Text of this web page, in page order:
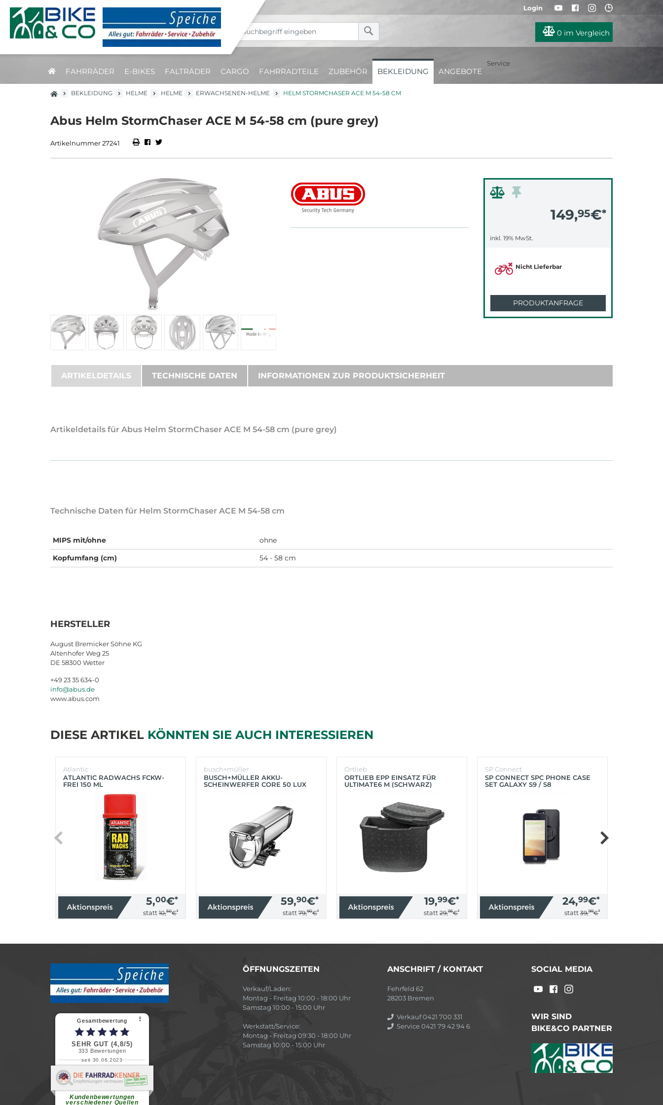
Login
0 im Vergleich
FAHRRÄDER E-BIKES FALTRÄDER CARGO FAHRRADTEILE ZUBEHÖR BEKLEIDUNG ANGEBOTE
Service
BEKLEIDUNG HELME HELME ERWACHSENEN-HELME HELM STORMCHASER ACE M 54-58 CM
Abus Helm StormChaser ACE M 54-58 cm (pure grey)
Artikelnummer 27241
149,95€*
inkl. 19% MwSt.
Nicht Lieferbar
PRODUKTANFRAGE
ARTIKELDETAILS TECHNISCHE DATEN INFORMATIONEN ZUR PRODUKTSICHERHEIT
Artikeldetails für Abus Helm StormChaser ACE M 54-58 cm (pure grey)
Technische Daten für Helm StormChaser ACE M 54-58 cm
MIPS mit/ohne
ohne
Kopfumfang (cm)
54 - 58 cm
HERSTELLER
August Bremicker Söhne KG
Altenhofer Weg 25
DE 58300 Wetter
+49 23 35 634-0
info@abus.de
www.abus.com
DIESE ARTIKEL KÖNNTEN SIE AUCH INTERESSIEREN
Atlantic
ATLANTIC RADWACHS FCKW-
FREI 150 ML
5,00€*
statt 10,50€*
busch+müller
BUSCH+MÜLLER AKKU-
SCHEINWERFER CORE 50 LUX
59,90€*
statt 79,90€*
Ortlieb
ORTLIEB EPP EINSATZ FÜR
ULTIMATE6 M (SCHWARZ)
19,99€*
statt 29,95€*
SP Connect
SP CONNECT SPC PHONE CASE
SET GALAXY S9 / S8
24,99€*
statt 39,99€*
Gesamtbewertung ⠇
SEHR GUT (4,8/5)
333 Bewertungen
seit 30.06.2023
Kundenbewertungen
verschiedener Quellen
Renate H.
Vielen Dank für ein herzliches
ÖFFNUNGSZEITEN
Verkauf/Laden:
Montag - Freitag 10:00 - 18:00 Uhr
Samstag 10:00 - 15:00 Uhr
Werkstatt/Service:
Montag - Freitag 09:30 - 18:00 Uhr
Samstag 10:00 - 15:00 Uhr
ANSCHRIFT / KONTAKT
Fehrfeld 62
28203 Bremen
Verkauf 0421 700 331
Service 0421 79 42 94 6
SOCIAL MEDIA
WIR SIND
BIKE&CO PARTNER